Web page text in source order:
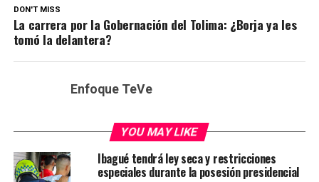
DON'T MISS
La carrera por la Gobernación del Tolima: ¿Borja ya les
tomó la delantera?
Enfoque TeVe
YOU MAY LIKE
Ibagué tendrá ley seca y restricciones
especiales durante la posesión presidencial